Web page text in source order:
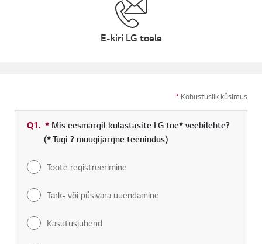
E-kiri LG toele
* Kohustuslik küsimus
Q1. * Kohustuslik väli
Mis eesmargil kulastasite LG toe* veebilehte?
(* Tugi ? muugijargne teenindus)
Toote registreerimine
Tark- või püsivara uuendamine
Kasutusjuhend